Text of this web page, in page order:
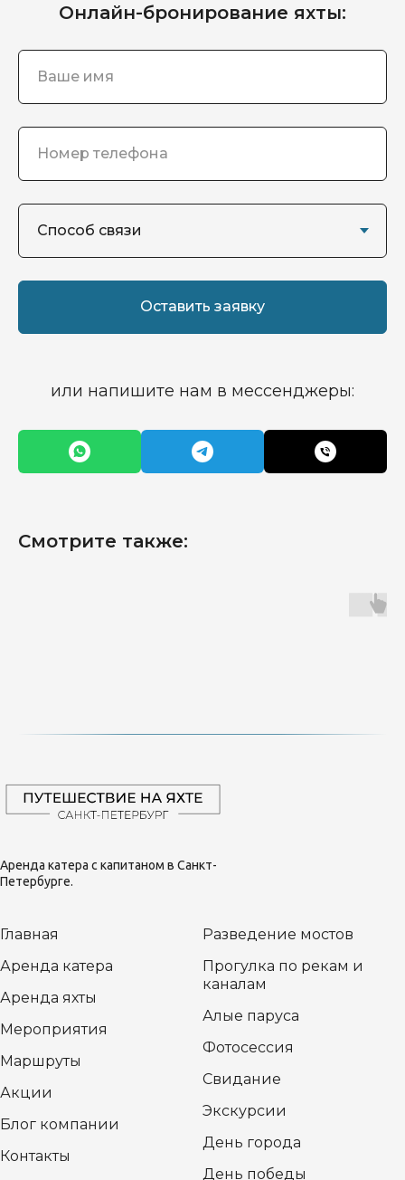
Онлайн-бронирование яхты:
Оставить заявку
или напишите нам в мессенджеры:
Смотрите также:
Аренда катера с капитаном в Санкт-
Петербурге.
Главная
Аренда катера
Аренда яхты
Мероприятия
Маршруты
Акции
Блог компании
Контакты
Разведение мостов
Прогулка по рекам и
каналам
Алые паруса
Фотосессия
Свидание
Экскурсии
День города
День победы